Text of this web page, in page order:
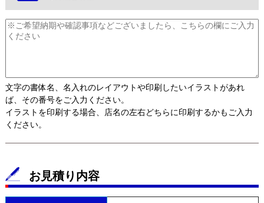
文字の書体名、名入れのレイアウトや印刷したいイラストがあれ
ば、その番号をご入力ください。
イラストを印刷する場合、店名の左右どちらに印刷するかもご入力
ください。
お見積り内容